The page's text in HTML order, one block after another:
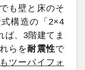
も壁と床のそ
構造の「2×4
ば、3階建てま
らを耐震性で
ツーバイフォ